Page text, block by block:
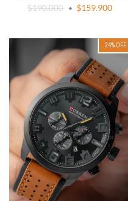
$190.000
$159.900
24% OFF